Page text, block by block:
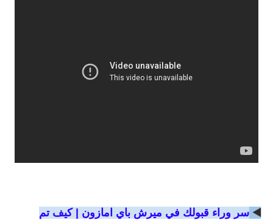
◀️ سر وراء قبولك في ميرش باي امازون | كيف تم